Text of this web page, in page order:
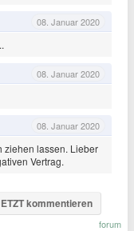
08. Januar 2020
08. Januar 2020
08. Januar 2020
ziehen lassen. Lieber
Vertrag.
kommentieren
forum